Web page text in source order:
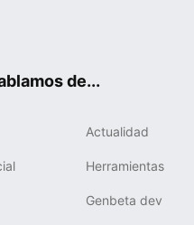
de...
Actualidad
Herramientas
Genbeta dev